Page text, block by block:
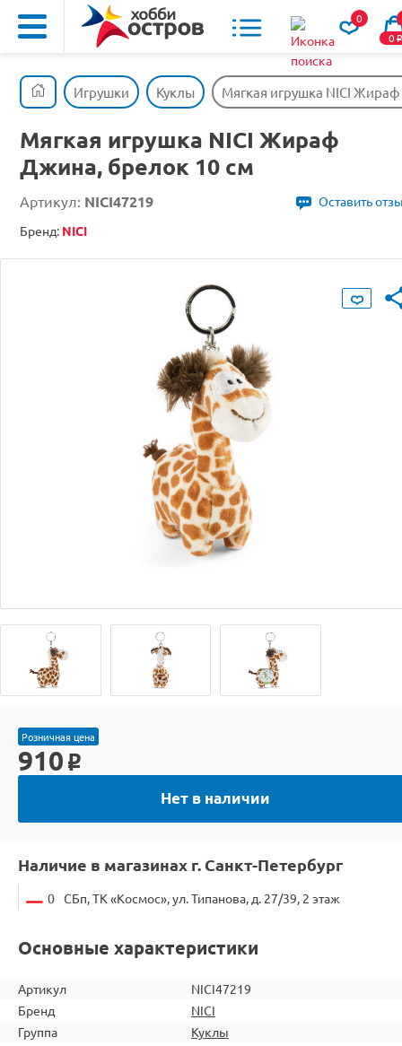
0
0o
Игрушки Куклы Мягкая игрушка NICI
Мягкая игрушка NICI Жираф
Джина, брелок 10 см
Артикул: NICI47219
Оставить
Бренд: NICI
Розничная цена
910 o
Нет в наличии
Наличие в магазинах г. Санкт-Петербург
0 СБп, ТК «Космос», ул. Типанова, д. 27/39, 2 этаж
Основные характеристики
Артикул
NICI47219
Бренд
NICI
Группа
Куклы